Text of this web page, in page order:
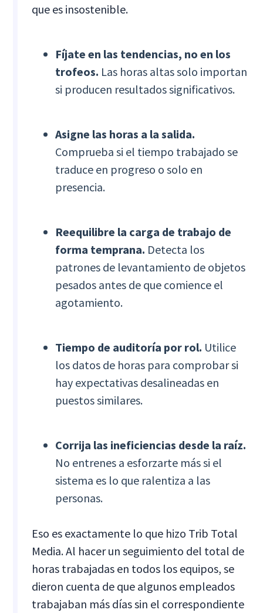
que es insostenible.
Fíjate en las tendencias, no en los
trofeos. Las horas altas solo importan
si producen resultados significativos.
Asigne las horas a la salida.
Comprueba si el tiempo trabajado se
traduce en progreso o solo en
presencia.
Reequilibre la carga de trabajo de
forma temprana. Detecta los
patrones de levantamiento de objetos
pesados antes de que comience el
agotamiento.
Tiempo de auditoría por rol. Utilice
los datos de horas para comprobar si
hay expectativas desalineadas en
puestos similares.
Corrija las ineficiencias desde la raíz.
No entrenes a esforzarte más si el
sistema es lo que ralentiza a las
personas.
Eso es exactamente lo que hizo Trib Total
Media. Al hacer un seguimiento del total de
horas trabajadas en todos los equipos, se
dieron cuenta de que algunos empleados
trabajaban más días sin el correspondiente